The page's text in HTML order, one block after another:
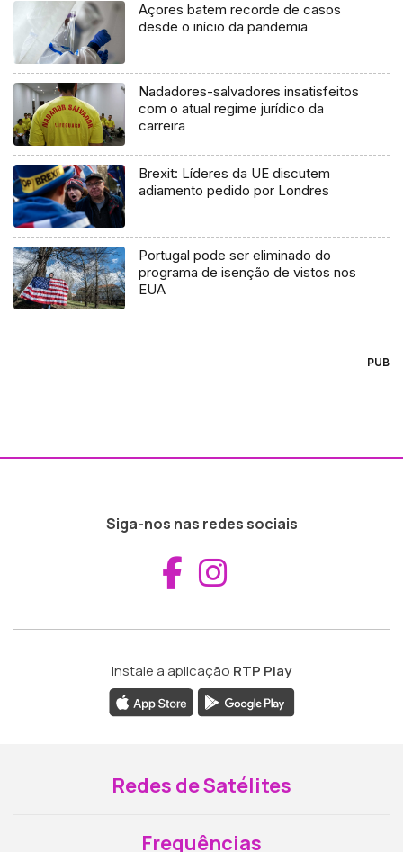
Açores batem recorde de casos
desde o início da pandemia
Nadadores-salvadores insatisfeitos
com o atual regime jurídico da
carreira
Brexit: Líderes da UE discutem
adiamento pedido por Londres
Portugal pode ser eliminado do
programa de isenção de vistos nos
EUA
PUB
Siga-nos nas redes sociais
Aceder ao
Instale a aplicação RTP Play
Redes de Satélites
Frequências